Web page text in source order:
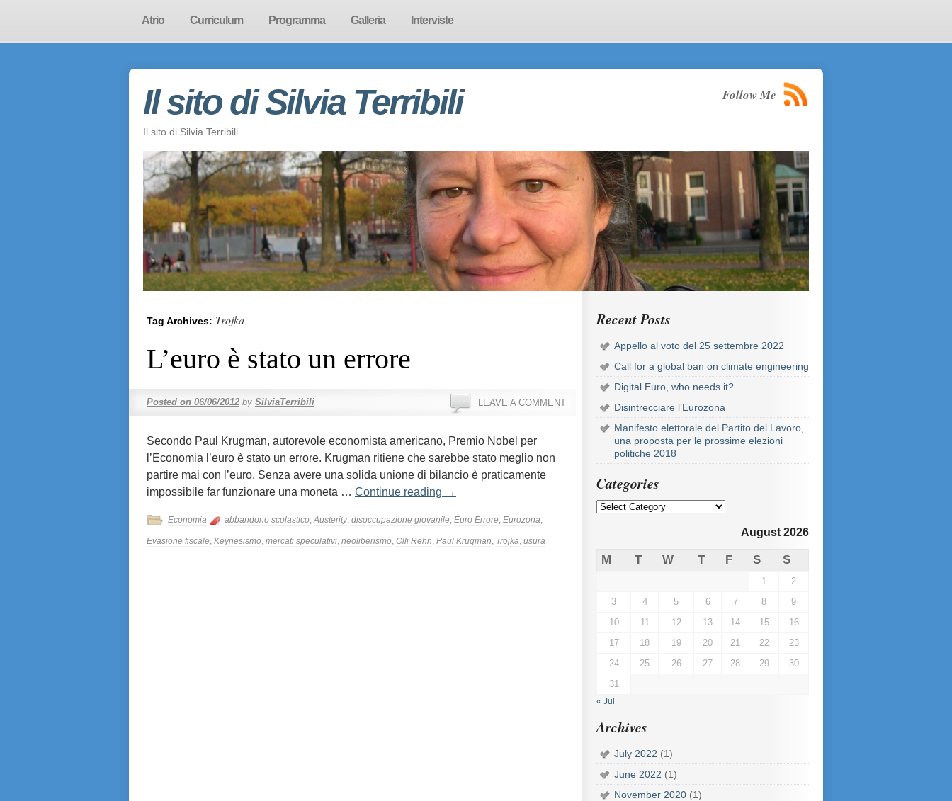
Atrio Curriculum Programma Galleria Interviste
Il sito di Silvia Terribili Follow Me
Il sito di Silvia Terribili
Tag Archives: Trojka
L’euro è stato un errore
Posted on 06/06/2012 by SilviaTerribili LEAVE A COMMENT
Secondo Paul Krugman, autorevole economista americano, Premio Nobel per
l’Economia l’euro è stato un errore. Krugman ritiene che sarebbe stato meglio non
partire mai con l’euro. Senza avere una solida unione di bilancio è praticamente
impossibile far funzionare una moneta … Continue reading →
Economia abbandono scolastico,Austerity, disoccupazione giovanile, Euro Errore, Eurozona,
Evasione fiscale, Keynesismo, mercati speculativi, neoliberismo, Olli Rehn, Paul Krugman, Trojka, usura
Recent Posts
Appello al voto del 25 settembre 2022
Call for a global ban on climate engineering
Digital Euro, who needs it?
Disintrecciare l’Eurozona
Manifesto elettorale del Partito del Lavoro,
una proposta per le prossime elezioni
politiche 2018
Categories
August 2026
M T W T F S S
1
2
3
4 5 6 7 8
9
10
11 12 13 14 15
16
17
18 19 20 21 22
23
24
25 26 27 28 29
30
31
« Jul
Archives
July 2022 (1)
June 2022 (1)
November 2020 (1)